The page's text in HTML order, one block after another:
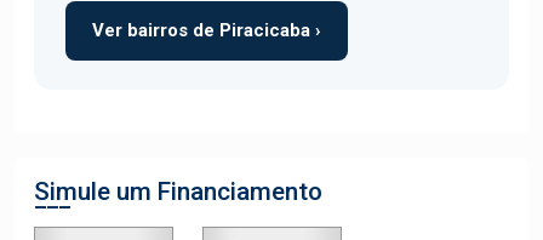
Ver bairros de Piracicaba ›
Simule um Financiamento